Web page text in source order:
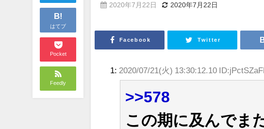
Powered by livedoor 相互RSS
B!
はてブ
Pocket
Feedly
2020年7月22日 2020年7月22日
Facebook Twitter
1: 2020/07/21(火) 13:30:12.10
>>578
この期に及んでま